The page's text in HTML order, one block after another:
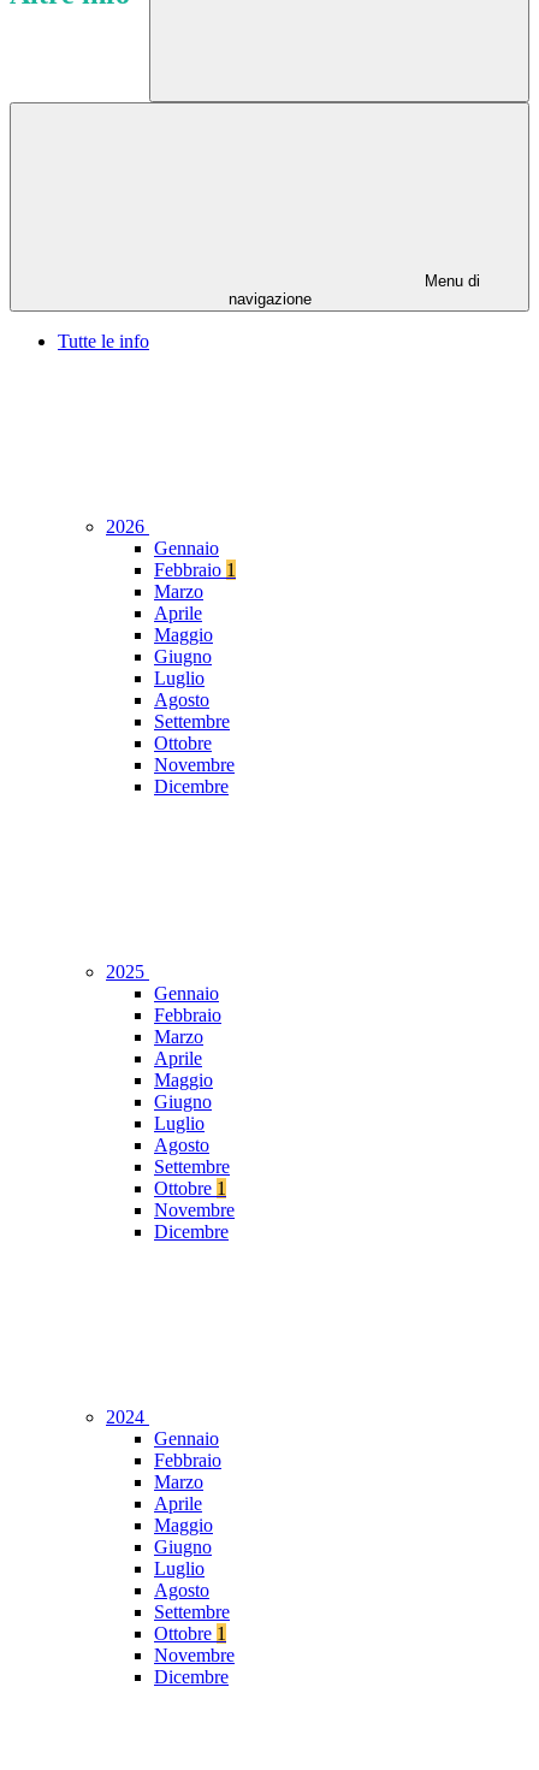
Menu di
navigazione
Tutte le info
2026
Gennaio
Febbraio 1
Marzo
Aprile
Maggio
Giugno
Luglio
Agosto
Settembre
Ottobre
Novembre
Dicembre
2025
Gennaio
Febbraio
Marzo
Aprile
Maggio
Giugno
Luglio
Agosto
Settembre
Ottobre 1
Novembre
Dicembre
2024
Gennaio
Febbraio
Marzo
Aprile
Maggio
Giugno
Luglio
Agosto
Settembre
Ottobre 1
Novembre
Dicembre